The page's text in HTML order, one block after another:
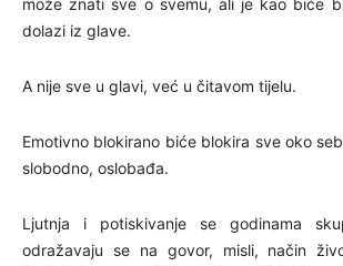
može znati sve o svemu, ali je kao biće
dolazi iz glave.
A nije sve u glavi, već u čitavom tijelu.
Emotivno blokirano biće blokira sve oko
slobodno, oslobađa.
Ljutnja i potiskivanje se godinama
odražavaju se na govor, misli, način